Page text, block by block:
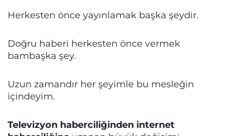
Herkesten önce yayınlamak başka şeydir.
Doğru haberi herkesten önce vermek
bambaşka şey.
Uzun zamandır her şeyimle bu mesleğin
içindeyim.
Televizyon haberciliğinden internet